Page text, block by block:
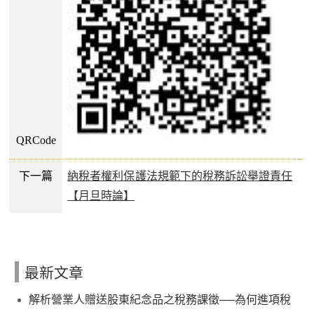
QRCode
下一篇
納稅者權利保護法規範下的稅務訴訟舉證責任
【月旦時論】
最新文章
解析營業人贈送股東紀念品之稅務課徵──為何進項稅